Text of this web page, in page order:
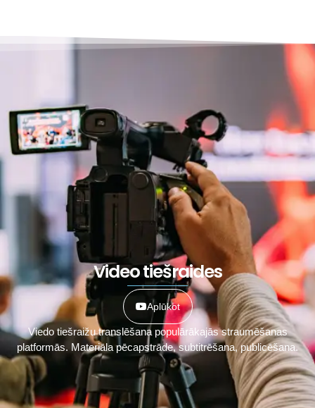
Video tiešraides
Aplūkot
Viedo tiešraižu translēšana populārākajās straumēšanas
platformās. Materiāla pēcapstrāde, subtitrēšana, publicēšana.